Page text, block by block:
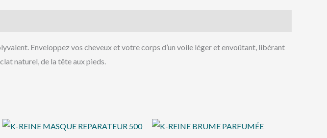
Enveloppez vos cheveux et votre corps d’un voile léger et envoûtant, libérant
naturel, de la tête aux pieds.